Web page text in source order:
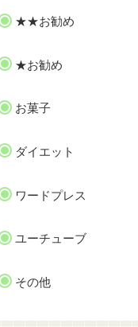
★★お勧め
★お勧め
お菓子
ダイエット
ワードプレス
ユーチューブ
その他